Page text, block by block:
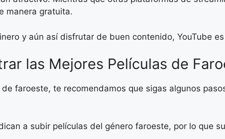
manera gratuita.
y aún así disfrutar de buen contenido, YouTube
las Mejores Películas de
faroeste, te recomendamos que sigas algunos
a subir películas del género faroeste, por lo que